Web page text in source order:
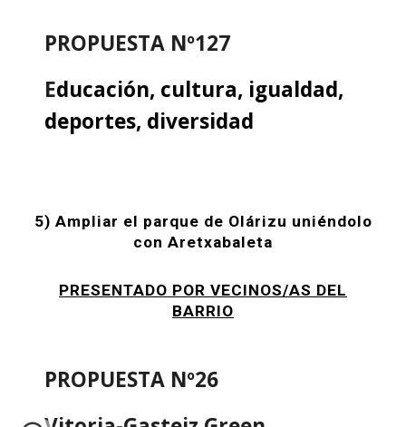
PROPUESTA Nº127
Educación, cultura, igualdad,
deportes, diversidad
5) Ampliar el parque de Olárizu uniéndolo
con Aretxabaleta
PRESENTADO POR VECINOS/AS DEL
BARRIO
PROPUESTA Nº26